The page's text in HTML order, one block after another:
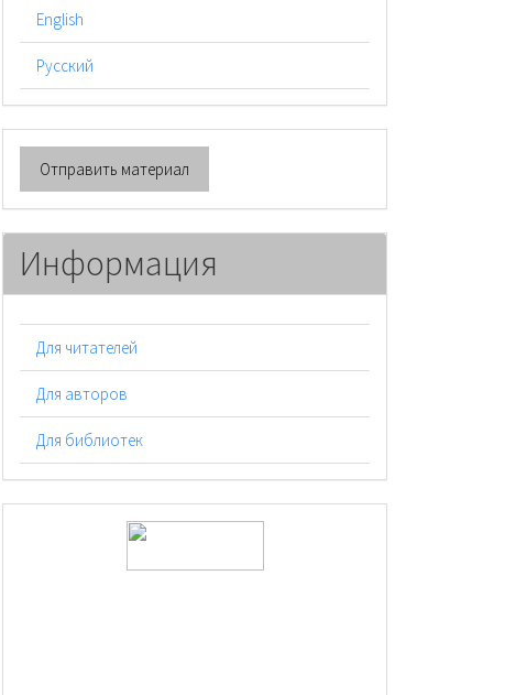
English
Русский
Отправить
материал
Отправить материал
Информация
Для читателей
Для авторов
Для библиотек